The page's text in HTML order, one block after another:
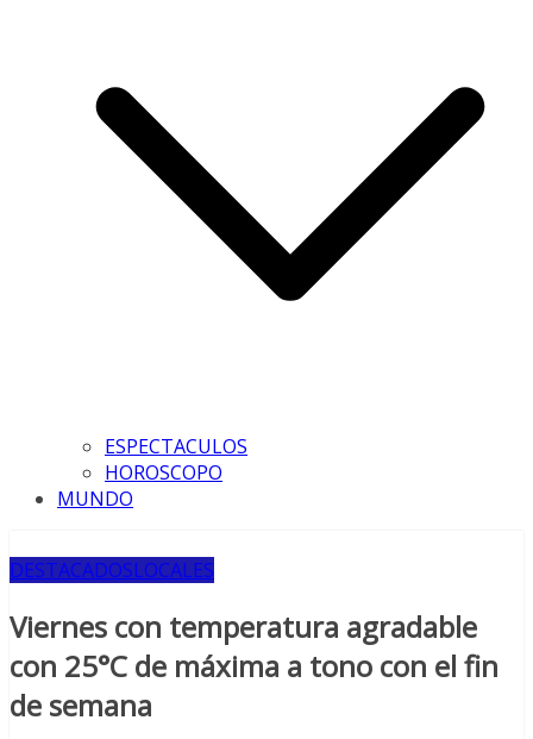
ESPECTACULOS
HOROSCOPO
MUNDO
DESTACADOSLOCALES
Viernes con temperatura agradable
con 25°C de máxima a tono con el fin
de semana